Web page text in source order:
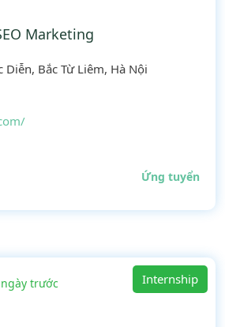
Marketing
Diễn, Bắc Từ Liêm, Hà Nội
Ứng tuyển
trước Internship